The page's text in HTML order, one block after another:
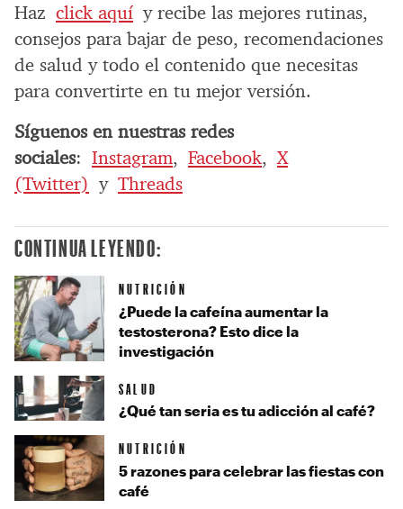
Haz click aquí y recibe las mejores rutinas,
consejos para bajar de peso, recomendaciones
de salud y todo el contenido que necesitas
para convertirte en tu mejor versión.
Síguenos en nuestras redes
sociales: Instagram, Facebook,X
(Twitter) y Threads
CONTINUA LEYENDO:
NUTRICIÓN
¿Puede la cafeína aumentar la
testosterona? Esto dice la
investigación
SALUD
¿Qué tan seria es tu adicción al café?
NUTRICIÓN
5 razones para celebrar las fiestas con
café